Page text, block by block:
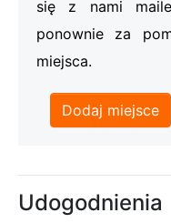
się z nami
ponownie za
miejsca.
Dodaj miejsce
Udogodnienia